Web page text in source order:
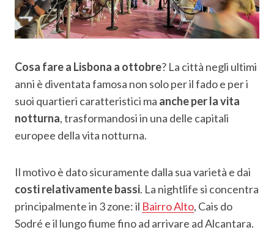
Cosa fare a Lisbona a ottobre? La città negli ultimi
anni è diventata famosa non solo per il fado e per i
suoi quartieri caratteristici ma anche per la vita
notturna, trasformandosi in una delle capitali
europee della vita notturna.
Il motivo è dato sicuramente dalla sua varietà e dai
costi relativamente bassi. La nightlife si concentra
principalmente in 3 zone: il Bairro Alto, Cais do
Sodré e il lungo fiume fino ad arrivare ad Alcantara.